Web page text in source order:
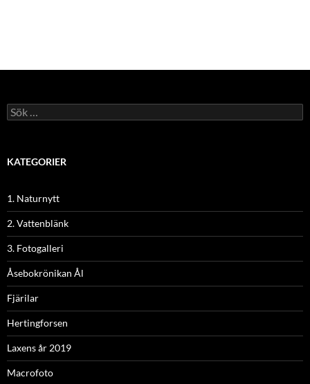
Sök
efter:
KATEGORIER
1. Naturnytt
2. Vattenblänk
3. Fotogalleri
Åsebokrönikan Ål
Fjärilar
Hertingforsen
Laxens år 2019
Macrofoto